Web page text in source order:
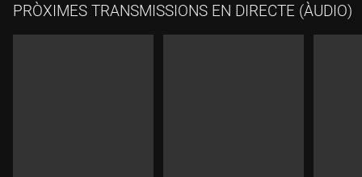
PRÒXIMES TRANSMISSIONS EN DIRECTE (ÀUDIO)